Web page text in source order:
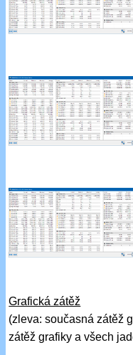
Grafická zátěž
(zleva: současná zátěž
zátěž grafiky a všech